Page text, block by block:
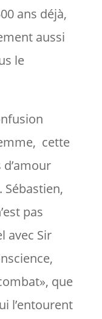
ans déjà,
aussi
le
cette
pas
avec Sir
que
l’entourent